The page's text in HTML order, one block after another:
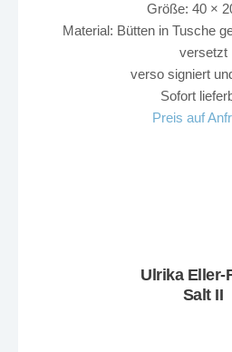
Größe: 40 ×
Material: Bütten in Tusche
versetzt
verso signiert
Sofort
Preis auf
Ulrika Eller-
Salt II